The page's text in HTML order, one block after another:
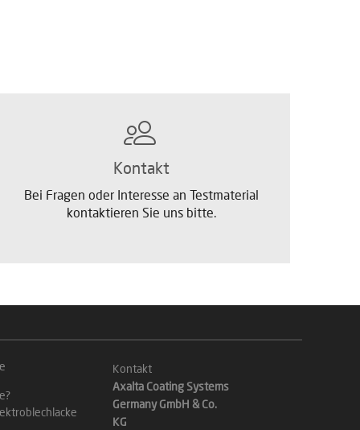
Kontakt
Bei Fragen oder Interesse an Testmaterial
kontaktieren Sie uns bitte.
Kontakt
Axalta Coating Systems
Germany GmbH & Co.
KG